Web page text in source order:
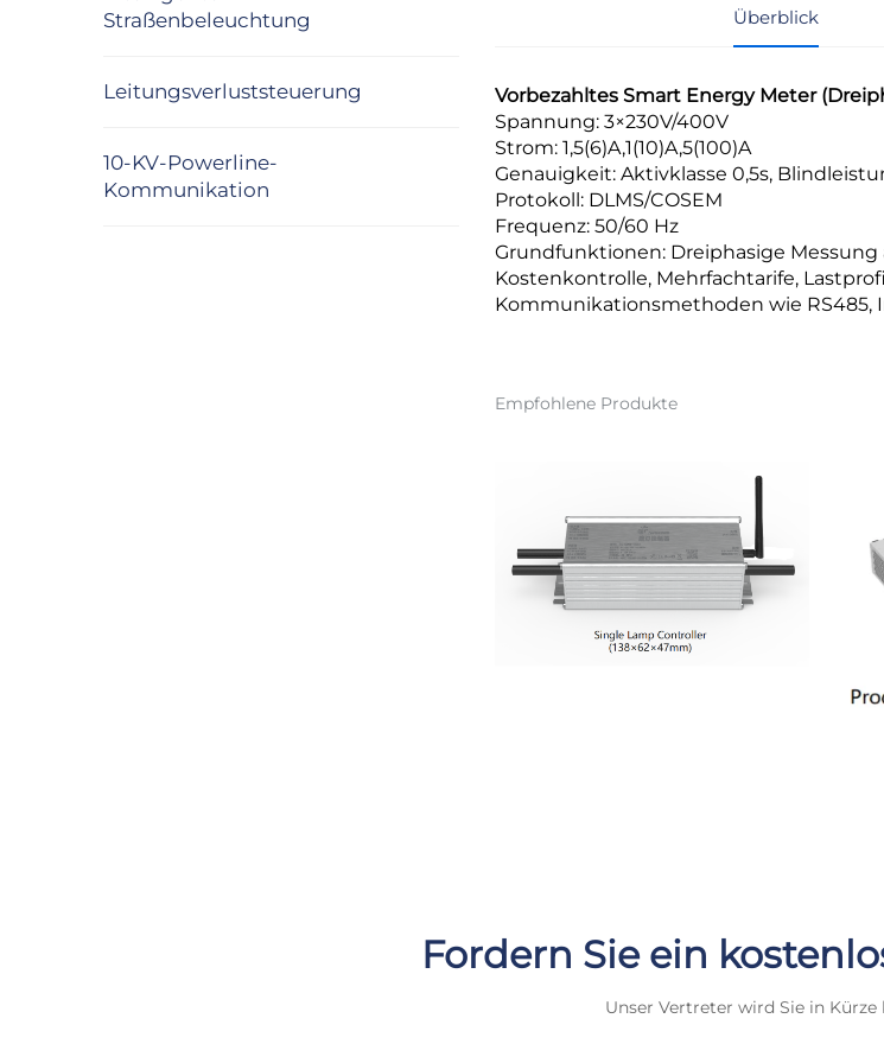
Straßenbeleuchtung
Leitungsverluststeuerung
10-KV-Powerline-
Kommunikation
Überblick
Vorbezahltes Smart Energy Meter
Spannung: 3×230V/400V
Strom: 1,5(6)A,1(10)A,5(100)A
Genauigkeit: Aktivklasse 0,5s,
Protokoll: DLMS/COSEM
Frequenz: 50/60 Hz
Grundfunktionen: Dreiphasige
Kostenkontrolle, Mehrfachtarife,
Kommunikationsmethoden wie RS485,
Empfohlene Produkte
Fordern Sie ein
Unser Vertreter wird Sie in Kürze